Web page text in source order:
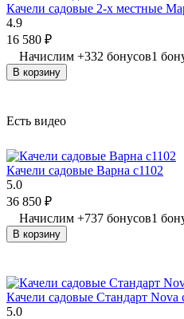
Качели садовые 2-х местные
4.9
16 580 ₽
Начислим +332 бонусов1
В корзину
Есть видео
Качели садовые Варна с1102
5.0
36 850 ₽
Начислим +737 бонусов1
В корзину
Качели садовые Стандарт Nova
5.0